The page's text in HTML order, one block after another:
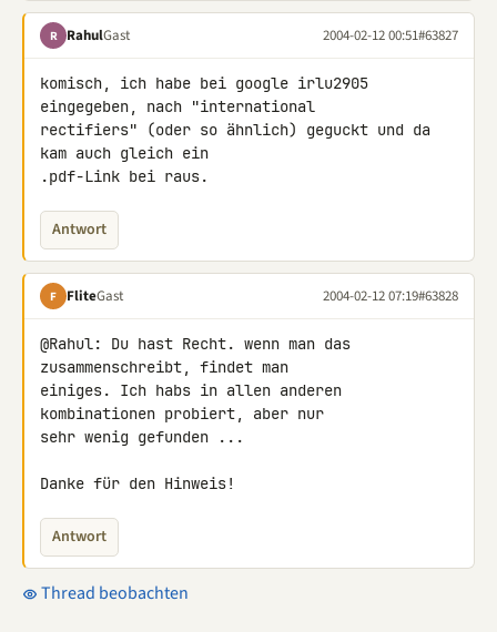
R RahulGast 2004-02-12 00:51#63827
komisch, ich habe bei google irlu2905
eingegeben, nach "international
rectifiers" (oder so ähnlich) geguckt und da
kam auch gleich ein
.pdf-Link bei raus.
Antwort
F FliteGast 2004-02-12 07:19#63828
@Rahul: Du hast Recht. wenn man das
zusammenschreibt, findet man
einiges. Ich habs in allen anderen
kombinationen probiert, aber nur
sehr wenig gefunden ...
Danke für den Hinweis!
Antwort
Thread beobachten